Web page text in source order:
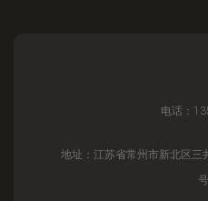
电话：
地址：江苏省常州市新北区三
号